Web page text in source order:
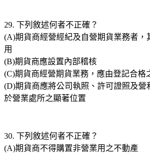
29. 下列敘述何者不正確？
(A)期貨商經營經紀及自營期貨業務者，
用
(B)期貨商應設置內部稽核
(C)期貨商經營期貨業務，應由登記合格
(D)期貨商應將公司執照、許可證照及營
於營業處所之顯著位置
30. 下列敘述何者不正確？
(A)期貨商不得購置非營業用之不動產